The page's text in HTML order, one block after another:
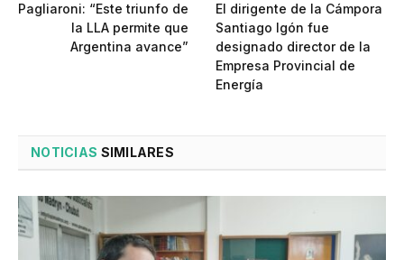
Pagliaroni: “Este triunfo de
la LLA permite que
Argentina avance”
El dirigente de la Cámpora
Santiago Igón fue
designado director de la
Empresa Provincial de
Energía
NOTICIAS SIMILARES